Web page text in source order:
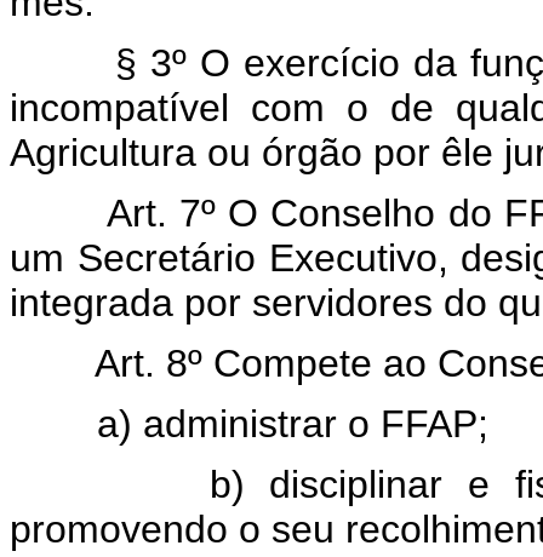
§ 3º O exercício da
incompatível com o de
Agricultura ou órgão por êle
Art. 7º O Conselho do
um Secretário Executivo,
integrada por servidores do
Art. 8º Compete ao
a) administrar o FFAP;
b) disciplinar e
promovendo o seu